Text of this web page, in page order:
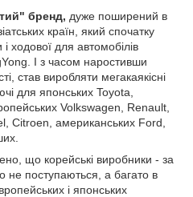
бренд, дуже поширений в
країн, який спочатку
ходової для автомобілів
І з часом наростивши
став виробляти мегакаякісні
для японських Toyota,
Volkswagen, Renault,
Citroen, американських Ford,
що корейські виробники - за
не поступаються, а багато в
і японських